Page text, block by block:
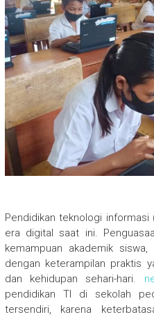
Pendidikan teknologi
era digital saat ini.
kemampuan akademik
dengan keterampilan praktis
dan kehidupan sehari-hari.
pendidikan TI di sekolah
tersendiri, karena